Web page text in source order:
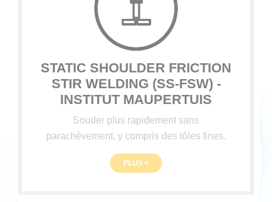
STATIC SHOULDER FRICTION
STIR WELDING (SS-FSW) -
INSTITUT MAUPERTUIS
Souder plus rapidement sans
parachèvement, y compris des tôles fines.
PLUS +